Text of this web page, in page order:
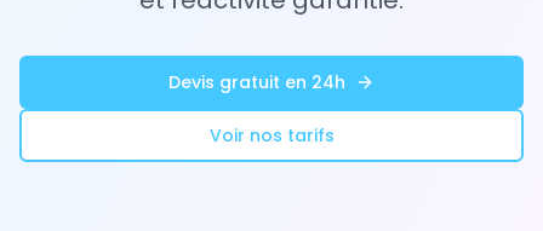
Devis gratuit en 24h
Voir nos tarifs